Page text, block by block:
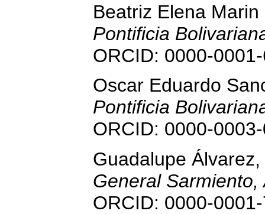
Beatriz Elena
Pontificia
ORCID: 0000-
Oscar Eduardo
Pontificia
ORCID: 0000-
Guadalupe Álvarez,
General Sarmiento,
ORCID: 0000-